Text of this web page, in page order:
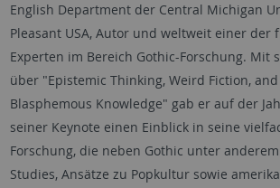
English Department der Central Michigan
Pleasant USA, Autor und weltweit einer der
Experten im Bereich Gothic-Forschung. Mit
über "Epistemic Thinking, Weird Fiction,
Blasphemous Knowledge" gab er auf der
seiner Keynote einen Einblick in seine
Forschung, die neben Gothic unter
Studies, Ansätze zu Popkultur sowie